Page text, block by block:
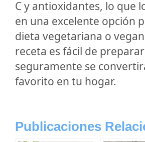
C y antioxidantes, lo que
en una excelente opción
dieta vegetariana o
receta es fácil de
seguramente se
favorito en tu hogar.
Publicaciones